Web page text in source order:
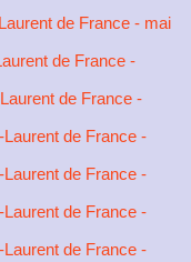
de France - mai
de France -
de France -
de France -
de France -
de France -
de France -